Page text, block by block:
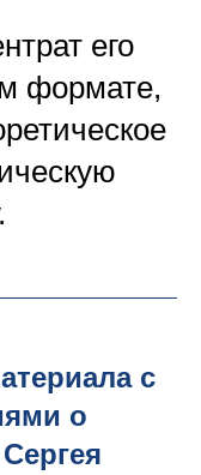
его
формате,
с
о